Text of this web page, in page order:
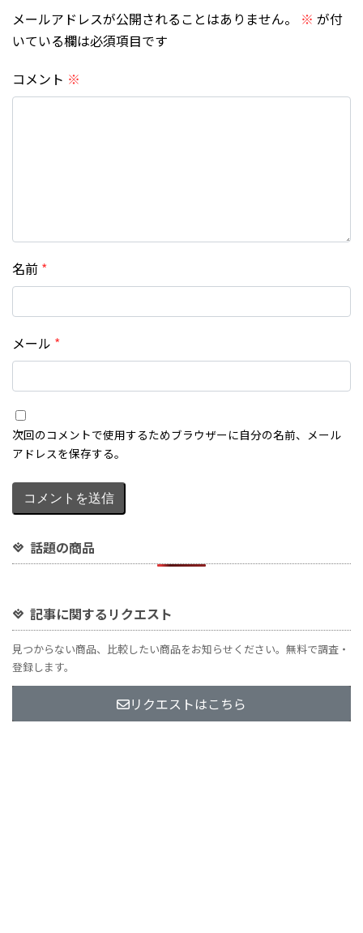
メールアドレスが公開されることはありません。 ※ が付
いている欄は必須項目です
コメント ※
名前 *
メール *
話題の商品
記事に関するリクエスト
見つからない商品、比較したい商品をお知らせください。無料で調査・
登録します。
リクエストはこちら